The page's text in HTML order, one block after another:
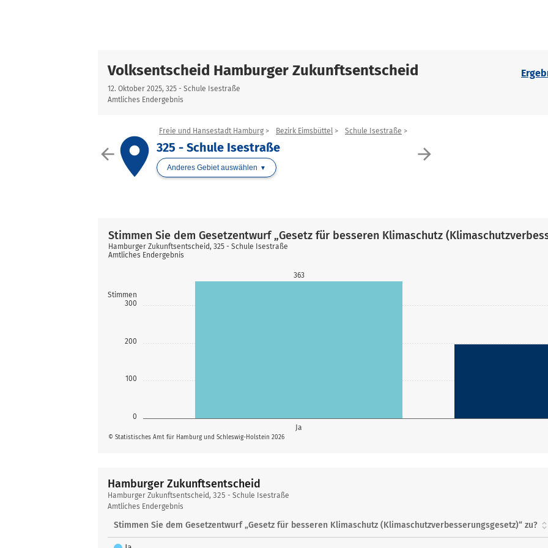
Volksentscheid Hamburger Zukunftsentscheid
12. Oktober 2025, 325 - Schule Isestraße
Amtliches Endergebnis
arrow_back arrow_forward
place
Freie und Hansestadt Hamburg Bezirk Eimsbüttel Schule Isestraße
325 - Schule Isestraße
Anderes Gebiet auswählen
0
100
200
300
Stimmen
Ja
363
© Statistisches Amt für Hamburg und Schleswig-Holstein 2026
Stimmen Sie dem Gesetzentwurf „Gesetz für besseren Klimaschutz
Hamburger Zukunftsentscheid, 325 - Schule Isestraße
Amtliches Endergebnis
Hamburger Zukunftsentscheid
Hamburger
Zukunftsentscheid
Hamburger Zukunftsentscheid, 325 - Schule Isestraße
Amtliches Endergebnis
Stimmen Sie dem Gesetzentwurf „Gesetz für besseren Klimaschutz (Klimaschutzverbesserungsgesetz)“ zu?